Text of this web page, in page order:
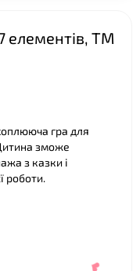
елементів, ТМ
гра для
зможе
з казки і
роботи.